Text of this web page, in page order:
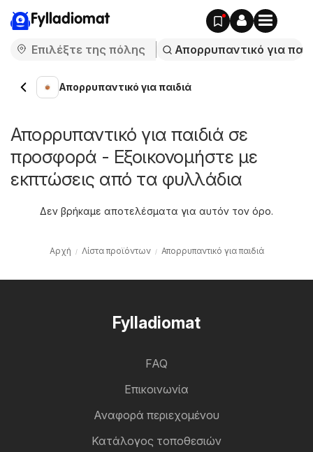
Fylladiomat
Απορρυπαντικό για παιδιά
Απορρυπαντικό για παιδιά σε
προσφορά - Εξοικονομήστε με
εκπτώσεις από τα φυλλάδια
Δεν βρήκαμε αποτελέσματα για αυτόν τον όρο.
Αρχή Λίστα προϊόντων Απορρυπαντικό για παιδιά
Fylladiomat
FAQ
Επικοινωνία
Αναφορά περιεχομένου
Κατάλογος τοποθεσιών